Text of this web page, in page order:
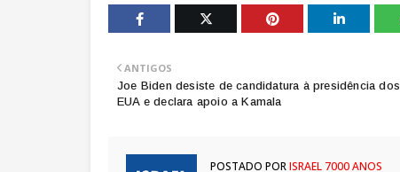
ANTIGOS
Joe Biden desiste de candidatura à presidência dos
EUA e declara apoio a Kamala
POSTADO PORISRAEL 7000 ANOS